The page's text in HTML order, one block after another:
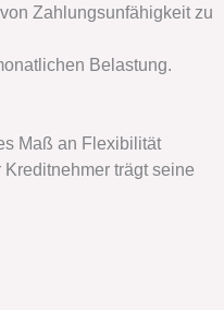
Zahlungsunfähigkeit zu
Belastung.
Maß an Flexibilität
trägt seine